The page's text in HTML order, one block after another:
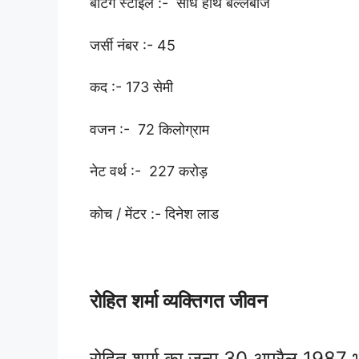
जर्सी नंबर :- 45
कद :- 173 सेमी
वजन :- 72 किलोग्राम
नेट वर्थ :- 227 करोड़
कोच / मेंटर :- दिनेश लाड
रोहित शर्मा व्यक्तिगत जीवन